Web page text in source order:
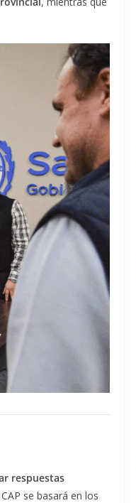
respuestas
se basará en los